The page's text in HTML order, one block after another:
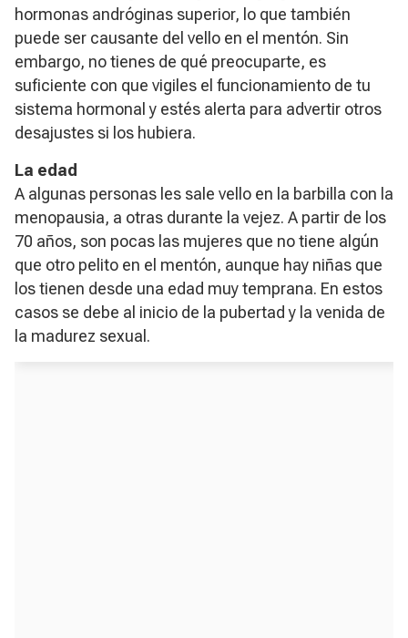
hormonas andróginas superior, lo que también
puede ser causante del vello en el mentón. Sin
embargo, no tienes de qué preocuparte, es
suficiente con que vigiles el funcionamiento de tu
sistema hormonal y estés alerta para advertir otros
desajustes si los hubiera.
La edad
A algunas personas les sale vello en la barbilla con la
menopausia, a otras durante la vejez. A partir de los
70 años, son pocas las mujeres que no tiene algún
que otro pelito en el mentón, aunque hay niñas que
los tienen desde una edad muy temprana. En estos
casos se debe al inicio de la pubertad y la venida de
la madurez sexual.